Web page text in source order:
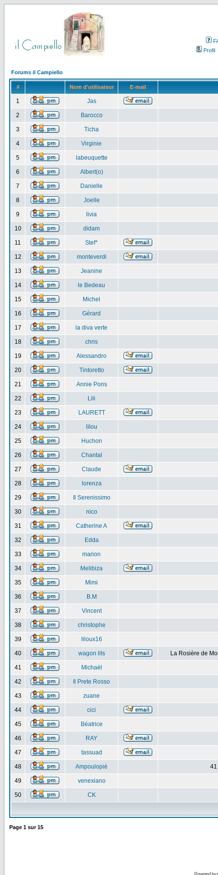
Profil
Forums il Campiello
# Nom d'utilisateur E-mail
1 Jas
2 Barocco
3 Ticha
4 Virginie
5 labeuquette
6 Albert(o)
7 Danielle
8 Joelle
9 livia
10 didam
11 Stef*
12 monteverdi
13 Jeanine
14 le Bedeau
15 Michel
16 Gérard
17 la diva verte
18 chris
19 Alessandro
20 Tintoretto
21 Annie Pons
22 Lili
23 LAURETT
24 lilou
25 Huchon
26 Chantal
27 Claude
28 lorenza
29 Il Serenissimo
30 nico
31 Catherine A
32 Edda
33 marion
34 Melibiza
35 Mimi
36 B.M
37 Vincent
38 christophe
39 liloux16
40 wagon lits La Rosière de
41 Michaël
42 Il Prete Rosso
43 zuane
44 cici
45 Béatrice
46 RAY
47 tassuad
48 Ampoulopié 41
49 venexiano
50 CK
Page 1 sur15
Powered by